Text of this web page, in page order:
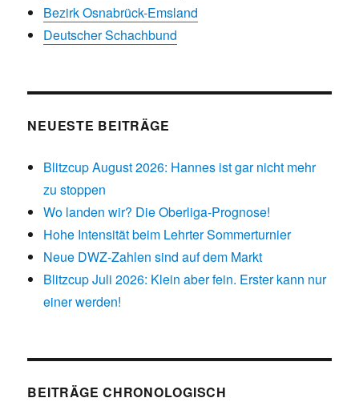
Bezirk Osnabrück-Emsland
Deutscher Schachbund
NEUESTE BEITRÄGE
Blitzcup August 2026: Hannes ist gar nicht mehr
zu stoppen
Wo landen wir? Die Oberliga-Prognose!
Hohe Intensität beim Lehrter Sommerturnier
Neue DWZ-Zahlen sind auf dem Markt
Blitzcup Juli 2026: Klein aber fein. Erster kann nur
einer werden!
BEITRÄGE CHRONOLOGISCH